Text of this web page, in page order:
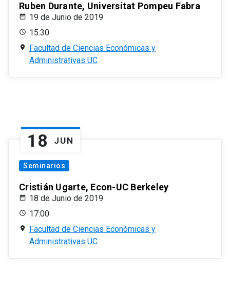
Ruben Durante, Universitat Pompeu Fabra
19 de Junio de 2019
15:30
Facultad de Ciencias Económicas y
Administrativas UC
18 JUN
Seminarios
Cristián Ugarte, Econ-UC Berkeley
18 de Junio de 2019
17:00
Facultad de Ciencias Económicas y
Administrativas UC